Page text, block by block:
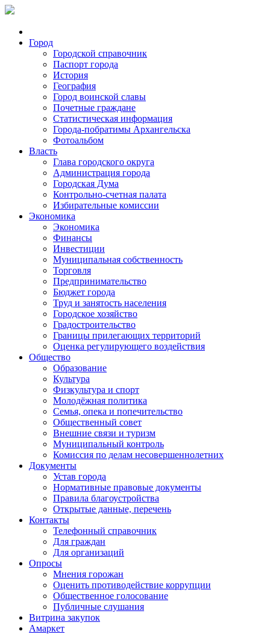
Город
Городской справочник
Паспорт города
История
География
Город воинской славы
Почетные граждане
Статистическая информация
Города-побратимы Архангельска
Фотоальбом
Власть
Глава городского округа
Администрация города
Городская Дума
Контрольно-счетная палата
Избирательные комиссии
Экономика
Экономика
Финансы
Инвестиции
Муниципальная собственность
Торговля
Предпринимательство
Бюджет города
Труд и занятость населения
Городское хозяйство
Градостроительство
Границы прилегающих территорий
Оценка регулирующего воздействия
Общество
Образование
Культура
Физкультура и спорт
Молодёжная политика
Семья, опека и попечительство
Общественный совет
Внешние связи и туризм
Муниципальный контроль
Комиссия по делам несовершеннолетних
Документы
Устав города
Нормативные правовые документы
Правила благоустройства
Открытые данные, перечень
Контакты
Телефонный справочник
Для граждан
Для организаций
Опросы
Мнения горожан
Оценить противодействие коррупции
Общественное голосование
Публичные слушания
Витрина закупок
Амаркет